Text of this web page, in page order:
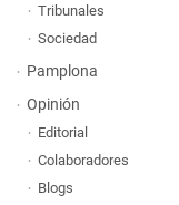
Tribunales
Sociedad
Pamplona
Opinión
Editorial
Colaboradores
Blogs